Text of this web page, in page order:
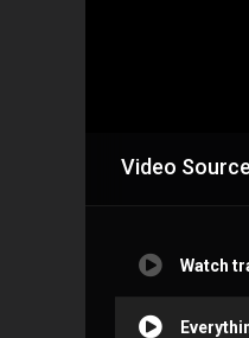
Video
Watch